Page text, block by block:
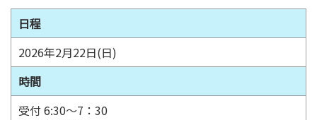
o
o
k
日程
2026年2月22日(日)
時間
受付 6:30～7：30